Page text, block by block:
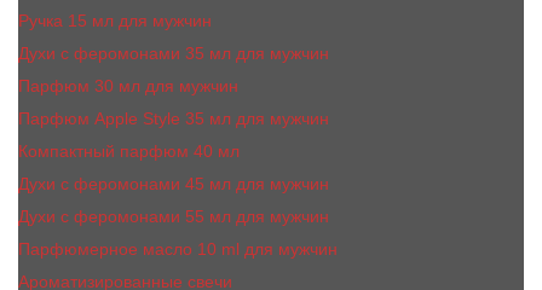
Ручка 15 мл для мужчин
Духи с феромонами 35 мл для мужчин
Парфюм 30 мл для мужчин
Парфюм Apple Style 35 мл для мужчин
Компактный парфюм 40 мл
Духи с феромонами 45 мл для мужчин
Духи с феромонами 55 мл для мужчин
Парфюмерное масло 10 ml для мужчин
Ароматизированные свечи